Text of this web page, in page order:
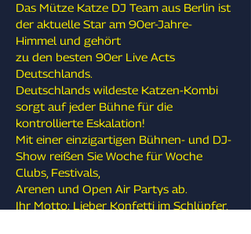
Das Mütze Katze DJ Team aus Berlin ist
der aktuelle Star am 90er-Jahre-
Himmel und gehört
zu den besten 90er Live Acts
Deutschlands.
Deutschlands wildeste Katzen-Kombi
sorgt auf jeder Bühne für die
kontrollierte Eskalation!
Mit einer einzigartigen Bühnen- und DJ-
Show reißen Sie Woche für Woche
Clubs, Festivals,
Arenen und Open Air Partys ab.
Ihr Motto: Lieber Konfetti im Schlüpfer,